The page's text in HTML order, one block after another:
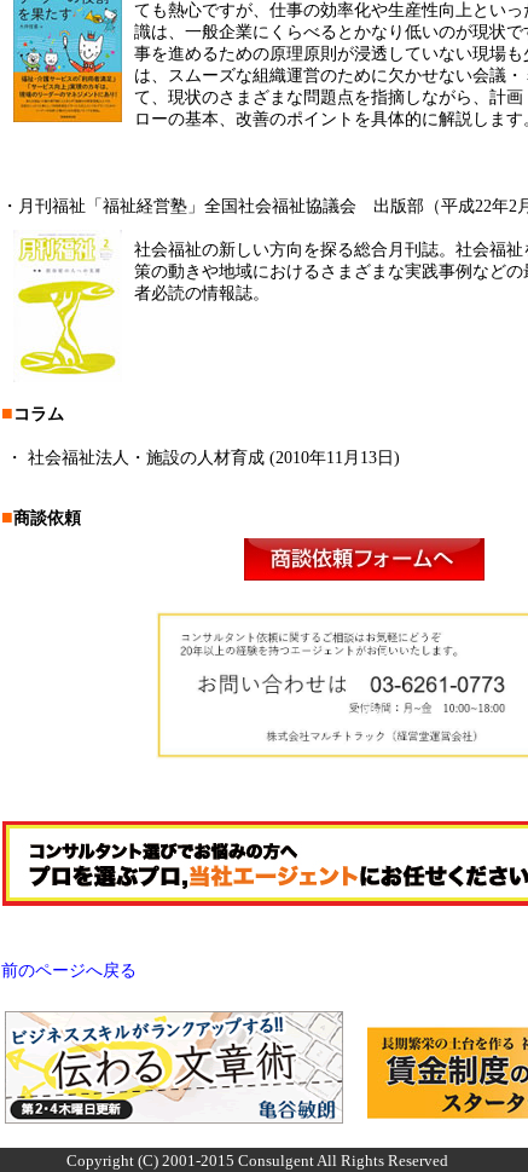
ても熱心ですが、仕事の効率化や生産性向上とい
識は、一般企業にくらべるとかなり低いのが現状
事を進めるための原理原則が浸透していない現場
は、スムーズな組織運営のために欠かせない会議
て、現状のさまざまな問題点を指摘しながら、計
ローの基本、改善のポイントを具体的に解説します
・月刊福祉「福祉経営塾」全国社会福祉協議会 出版部（平成22年2
社会福祉の新しい方向を探る総合月刊誌。社会福
策の動きや地域におけるさまざまな実践事例など
者必読の情報誌。
■ コラム
・ 社会福祉法人・施設の人材育成 (2010年11月13日)
■商談依頼
前のページへ戻る
Copyright (C) 2001-2015 Consulgent All Rights Reserved